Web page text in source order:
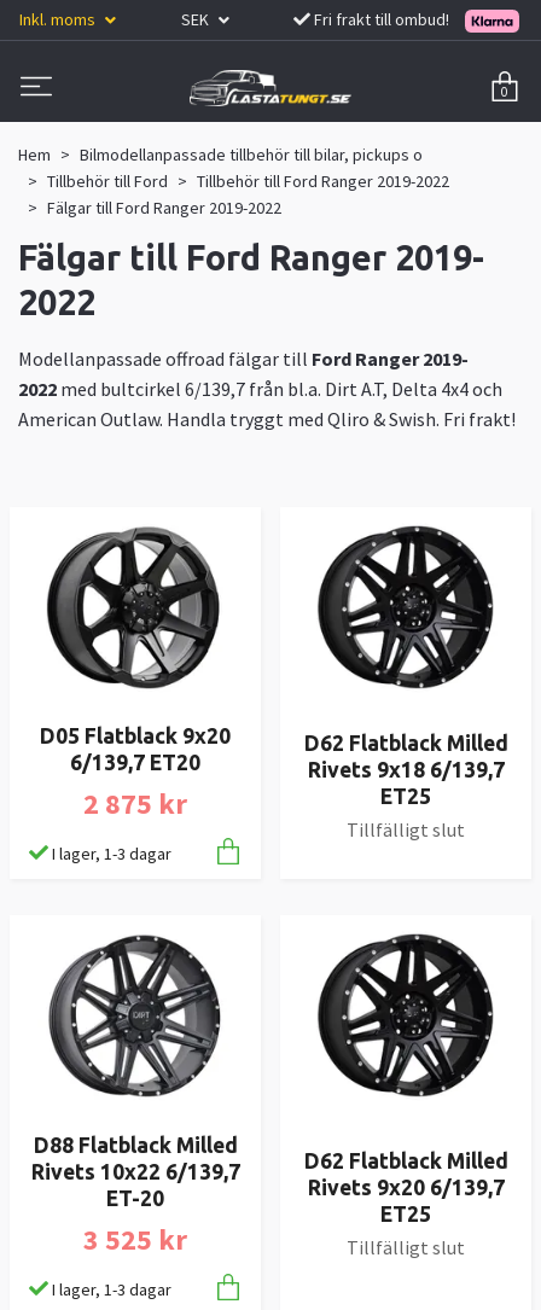
Inkl. moms SEK Fri frakt till ombud!
0
Hem
Bilmodellanpassade tillbehör till bilar, pickups o
Tillbehör till Ford
Tillbehör till Ford Ranger 2019-2022
Fälgar till Ford Ranger 2019-2022
Fälgar till Ford Ranger 2019-
2022
Modellanpassade offroad fälgar till Ford Ranger 2019-
2022 med bultcirkel 6/139,7 från bl.a. Dirt A.T, Delta 4x4 och
American Outlaw. Handla tryggt med Qliro & Swish. Fri frakt!
D05 Flatblack 9x20
6/139,7 ET20
2 875 kr
I lager, 1-3 dagar
D62 Flatblack Milled
Rivets 9x18 6/139,7
ET25
Tillfälligt slut
D88 Flatblack Milled
Rivets 10x22 6/139,7
ET-20
3 525 kr
I lager, 1-3 dagar
D62 Flatblack Milled
Rivets 9x20 6/139,7
ET25
Tillfälligt slut